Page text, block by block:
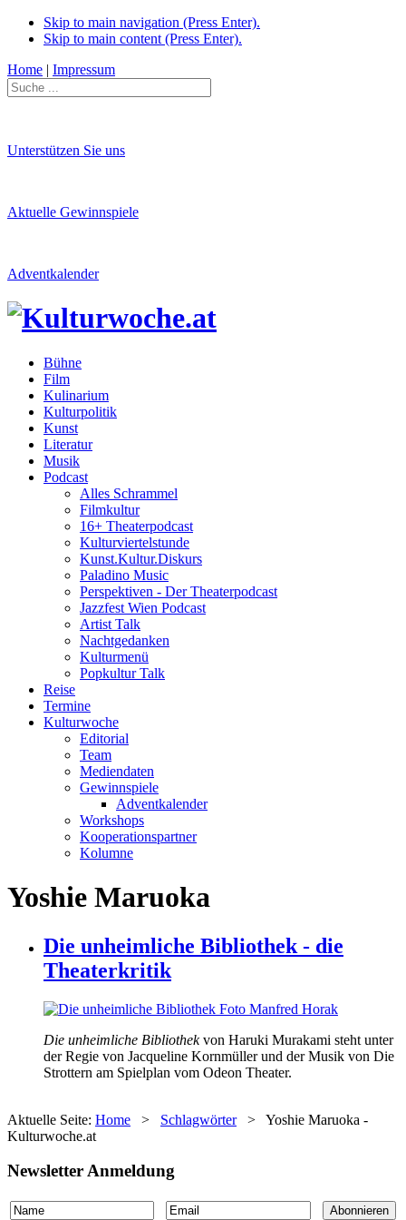
Skip to main navigation (Press Enter).
Skip to main content (Press Enter).
Home | Impressum
Unterstützen Sie uns
Aktuelle Gewinnspiele
Adventkalender
Bühne
Film
Kulinarium
Kulturpolitik
Kunst
Literatur
Musik
Podcast
Alles Schrammel
Filmkultur
16+ Theaterpodcast
Kulturviertelstunde
Kunst.Kultur.Diskurs
Paladino Music
Perspektiven - Der Theaterpodcast
Jazzfest Wien Podcast
Artist Talk
Nachtgedanken
Kulturmenü
Popkultur Talk
Reise
Termine
Kulturwoche
Editorial
Team
Mediendaten
Gewinnspiele
Adventkalender
Workshops
Kooperationspartner
Kolumne
Yoshie Maruoka
Die unheimliche Bibliothek - die
Theaterkritik
Die unheimliche Bibliothekvon Haruki Murakami steht unter
der Regie von Jacqueline Kornmüller und der Musik von Die
Strottern am Spielplan vom Odeon Theater.
Aktuelle Seite: Home > Schlagwörter > Yoshie Maruoka -
Kulturwoche.at
Newsletter Anmeldung